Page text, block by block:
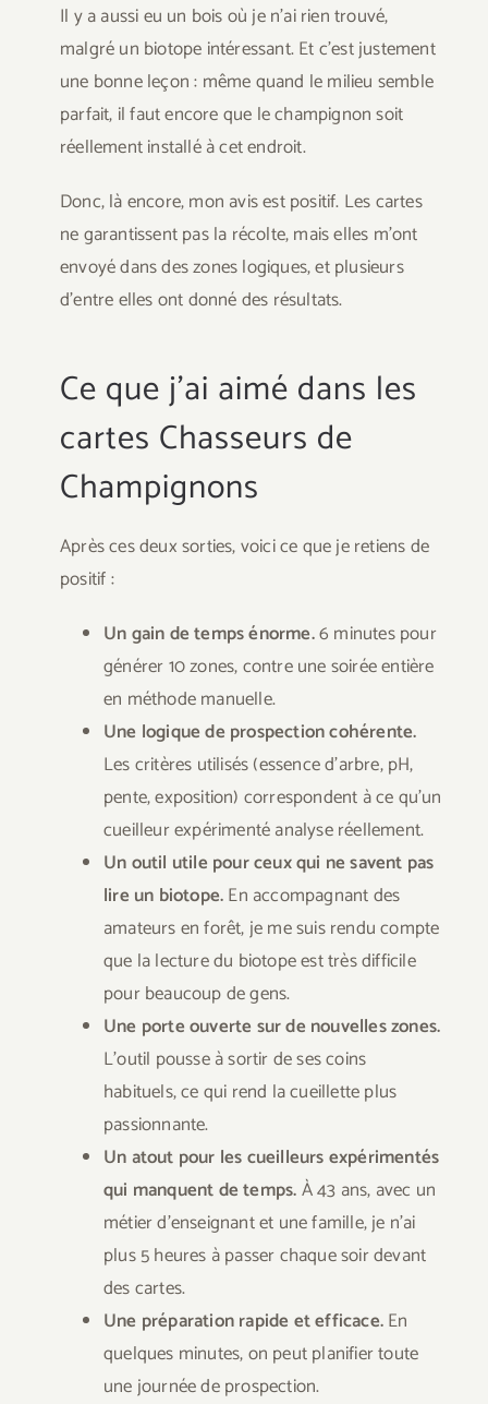
Il y a aussi eu un bois où je n’ai rien trouvé,
malgré un biotope intéressant. Et c’est justement
une bonne leçon : même quand le milieu semble
parfait, il faut encore que le champignon soit
réellement installé à cet endroit.
Donc, là encore, mon avis est positif. Les cartes
ne garantissent pas la récolte, mais elles m’ont
envoyé dans des zones logiques, et plusieurs
d’entre elles ont donné des résultats.
Ce que j’ai aimé dans les
cartes Chasseurs de
Champignons
Après ces deux sorties, voici ce que je retiens de
positif :
Un gain de temps énorme.6 minutes pour
générer 10 zones, contre une soirée entière
en méthode manuelle.
Une logique de prospection cohérente.
Les critères utilisés (essence d’arbre, pH,
pente, exposition) correspondent à ce qu’un
cueilleur expérimenté analyse réellement.
Un outil utile pour ceux qui ne savent pas
lire un biotope.En accompagnant des
amateurs en forêt, je me suis rendu compte
que la lecture du biotope est très difficile
pour beaucoup de gens.
Une porte ouverte sur de nouvelles zones.
L’outil pousse à sortir de ses coins
habituels, ce qui rend la cueillette plus
passionnante.
Un atout pour les cueilleurs expérimentés
qui manquent de temps.À 43 ans, avec un
métier d’enseignant et une famille, je n’ai
plus 5 heures à passer chaque soir devant
des cartes.
Une préparation rapide et efficace.En
quelques minutes, on peut planifier toute
une journée de prospection.